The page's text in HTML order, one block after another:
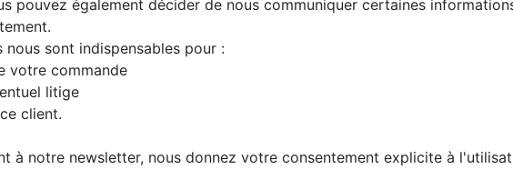
pouvez également décider de nous communiquer certaines
nous sont indispensables pour :
votre commande
litige
client.
à notre newsletter, nous donnez votre consentement explicite à